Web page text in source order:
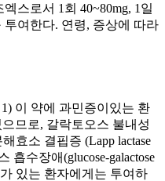
스로서 1회 40~80mg, 1일
투여한다. 연령, 증상에 따라
이 약에 과민증이있는 환
므로, 갈락토오스 불내성
해효소 결핍증 (Lapp lactase
흡수장애(glucose-galactose
있는 환자에게는 투여하